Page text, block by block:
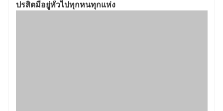
ปรสิตมีอยู่ทั่วไปทุกหนทุกแห่ง